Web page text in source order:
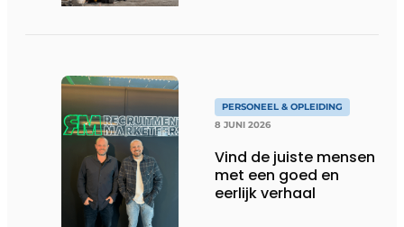
PERSONEEL & OPLEIDING
8 JUNI 2026
Vind de juiste mensen
met een goed en
eerlijk verhaal